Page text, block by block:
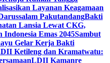
Layanan Keagamaan
PakutandangBakti
Lansia Lewat CKG,
Emas 2045Sambut
Gelar Kerja Bakti
Ketileng dan Kramatwatu:
LDII Kamanre